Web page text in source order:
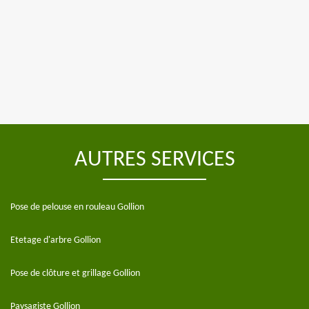
AUTRES SERVICES
Pose de pelouse en rouleau Gollion
Etetage d'arbre Gollion
Pose de clôture et grillage Gollion
Paysagiste Gollion